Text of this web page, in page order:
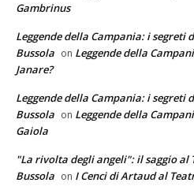
Gambrinus
Leggende della Campania: i segreti
Bussola on Leggende della
Janare?
Leggende della Campania: i segreti
Bussola on Leggende della
Gaiola
"La rivolta degli angeli": il saggio al
Bussola on I Cenci di Artaud al